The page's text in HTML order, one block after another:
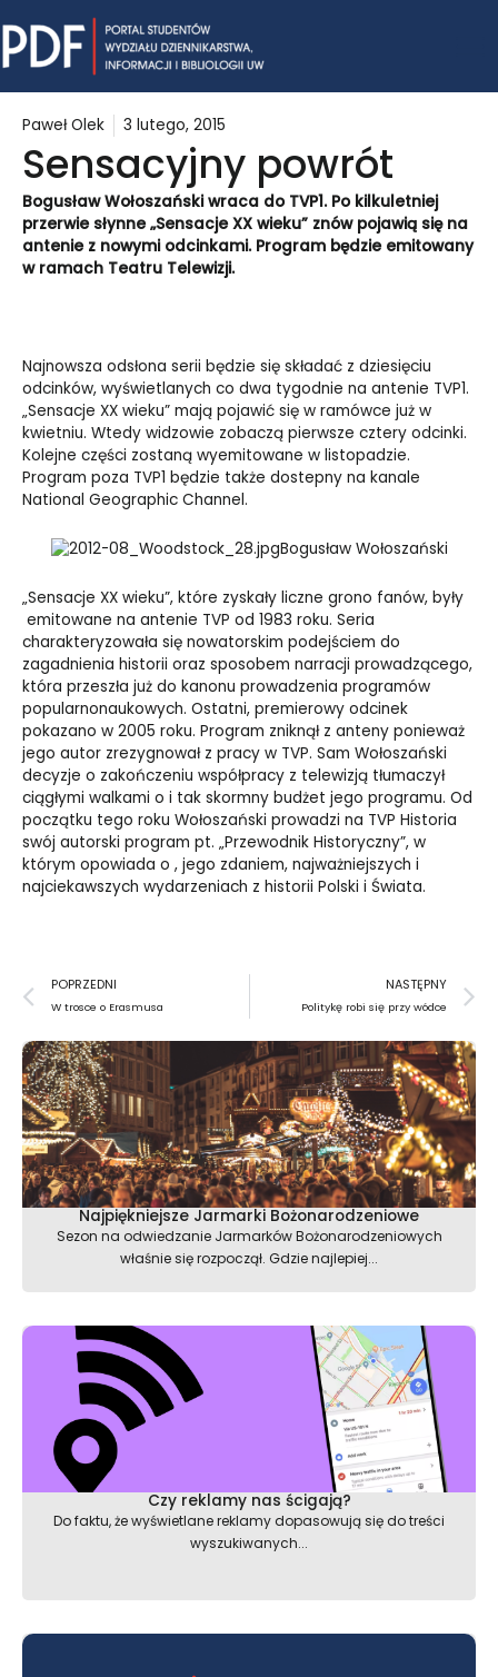
to
content
Paweł Olek 3 lutego, 2015
Sensacyjny powrót
Bogusław Wołoszański wraca do TVP1. Po kilkuletniej
przerwie słynne „Sensacje XX wieku” znów pojawią się na
antenie z nowymi odcinkami. Program będzie emitowany
w ramach Teatru Telewizji.
Najnowsza odsłona serii będzie się składać z dziesięciu
odcinków, wyświetlanych co dwa tygodnie na antenie TVP1.
„Sensacje XX wieku” mają pojawić się w ramówce już w
kwietniu. Wtedy widzowie zobaczą pierwsze cztery odcinki.
Kolejne części zostaną wyemitowane w listopadzie.
Program poza TVP1 będzie także dostepny na kanale
National Geographic Channel.
Bogusław Wołoszański
„Sensacje XX wieku”, które zyskały liczne grono fanów, były
emitowane na antenie TVP od 1983 roku. Seria
charakteryzowała się nowatorskim podejściem do
zagadnienia historii oraz sposobem narracji prowadzącego,
która przeszła już do kanonu prowadzenia programów
popularnonaukowych. Ostatni, premierowy odcinek
pokazano w 2005 roku. Program zniknął z anteny ponieważ
jego autor zrezygnował z pracy w TVP. Sam Wołoszański
decyzje o zakończeniu współpracy z telewizją tłumaczył
ciągłymi walkami o i tak skormny budżet jego programu. Od
początku tego roku Wołoszański prowadzi na TVP Historia
swój autorski program pt. „Przewodnik Historyczny”, w
którym opowiada o , jego zdaniem, najważniejszych i
najciekawszych wydarzeniach z historii Polski i Świata.
Prev
POPRZEDNI
W trosce o Erasmusa
NASTĘPNY
Politykę robi się przy wódce
Najpiękniejsze Jarmarki Bożonarodzeniowe
Sezon na odwiedzanie Jarmarków Bożonarodzeniowych
właśnie się rozpoczął. Gdzie najlepiej...
Czy reklamy nas ścigają?
Do faktu, że wyświetlane reklamy dopasowują się do treści
wyszukiwanych...